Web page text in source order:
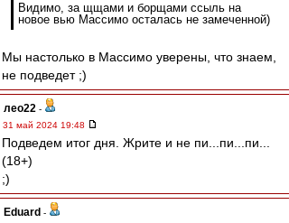
Видимо, за щщами и борщами ссыль на
новое вью Массимо осталась не замеченной)
Мы настолько в Массимо уверены, что знаем,
не подведет ;)
лео22 -
31 май 2024 19:48
Подведем итог дня. Жрите и не пи...пи...пи...
(18+)
;)
Eduard -